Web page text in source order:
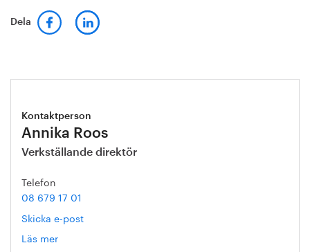
Dela
Kontaktperson
Annika Roos
Verkställande direktör
Telefon
08 679 17 01
Skicka e-post
Läs mer